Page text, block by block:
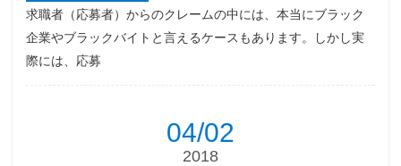
求職者（応募者）からのクレームの中には、本当にブラック
企業やブラックバイトと言えるケースもあります。しかし実
際には、応募
04/02
2018